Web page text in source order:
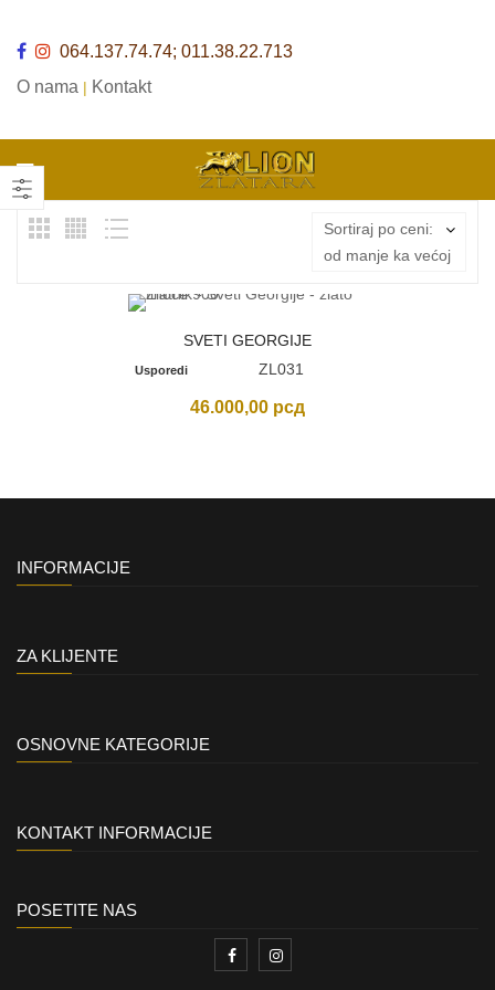
064.137.74.74; 011.38.22.713
O nama | Kontakt
Sortiraj po ceni:
od manje ka većoj
SVETI GEORGIJE
Usporedi ZL031
46.000,00 рсд
INFORMACIJE
ZA KLIJENTE
OSNOVNE KATEGORIJE
KONTAKT INFORMACIJE
POSETITE NAS